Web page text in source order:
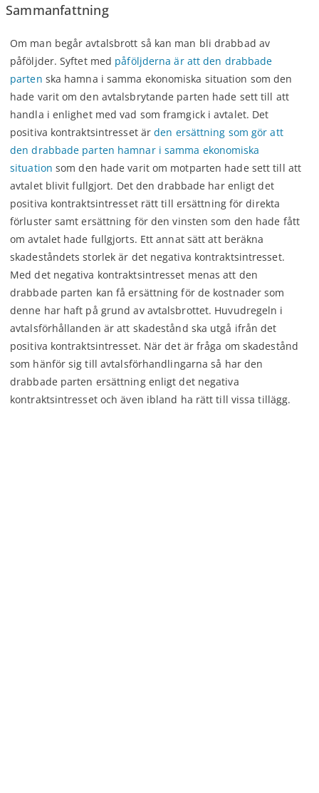
Sammanfattning
Om man begår avtalsbrott så kan man bli drabbad av
påföljder. Syftet med påföljderna är att den drabbade
parten ska hamna i samma ekonomiska situation som den
hade varit om den avtalsbrytande parten hade sett till att
handla i enlighet med vad som framgick i avtalet. Det
positiva kontraktsintresset ärden ersättning som gör att
den drabbade parten hamnar i samma ekonomiska
situation som den hade varit om motparten hade sett till att
avtalet blivit fullgjort. Det den drabbade har enligt det
positiva kontraktsintresset rätt till ersättning för direkta
förluster samt ersättning för den vinsten som den hade fått
om avtalet hade fullgjorts. Ett annat sätt att beräkna
skadeståndets storlek är det negativa kontraktsintresset.
Med det negativa kontraktsintresset menas att den
drabbade parten kan få ersättning för de kostnader som
denne har haft på grund av avtalsbrottet. Huvudregeln i
avtalsförhållanden är att skadestånd ska utgå ifrån det
positiva kontraktsintresset. När det är fråga om skadestånd
som hänför sig till avtalsförhandlingarna så har den
drabbade parten ersättning enligt det negativa
kontraktsintresset och även ibland ha rätt till vissa tillägg.